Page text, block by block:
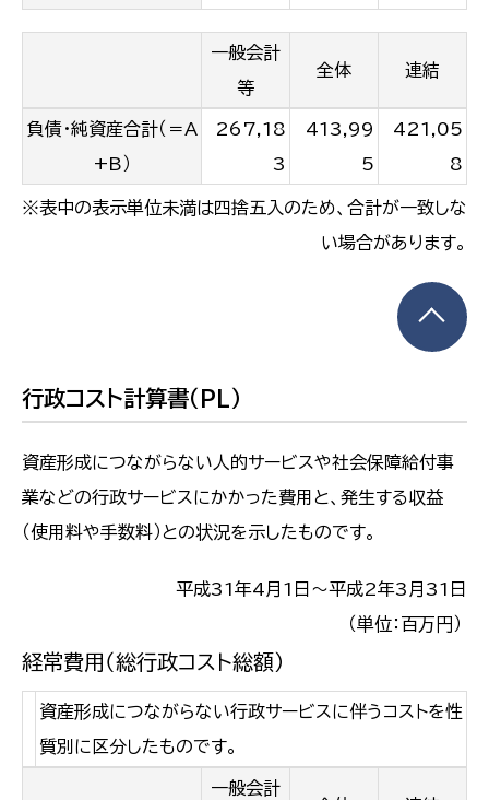
一般会計
等
全体 連結
負債・純資産合計（＝A
+B）
267,18
3
413,99
5
421,05
8
※表中の表示単位未満は四捨五入のため、合計が一致しな
い場合があります。
行政コスト計算書（PL）
資産形成につながらない人的サービスや社会保障給付事
業などの行政サービスにかかった費用と、発生する収益
（使用料や手数料）との状況を示したものです。
平成31年4月1日〜平成2年3月31日
（単位：百万円）
経常費用（総行政コスト総額）
資産形成につながらない行政サービスに伴うコストを性
質別に区分したものです。
一般会計